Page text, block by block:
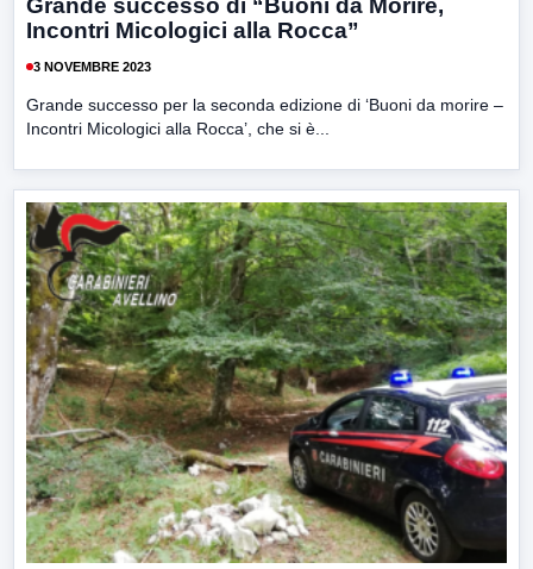
Grande successo di “Buoni da Morire,
Incontri Micologici alla Rocca”
3 NOVEMBRE 2023
Grande successo per la seconda edizione di ‘Buoni da morire –
Incontri Micologici alla Rocca’, che si è...